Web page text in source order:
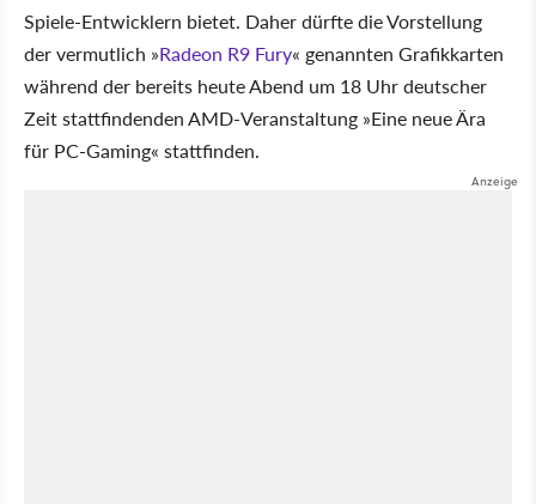
Spiele-Entwicklern bietet. Daher dürfte die Vorstellung
der vermutlich »Radeon R9 Fury« genannten Grafikkarten
während der bereits heute Abend um 18 Uhr deutscher
Zeit stattfindenden AMD-Veranstaltung »Eine neue Ära
für PC-Gaming« stattfinden.